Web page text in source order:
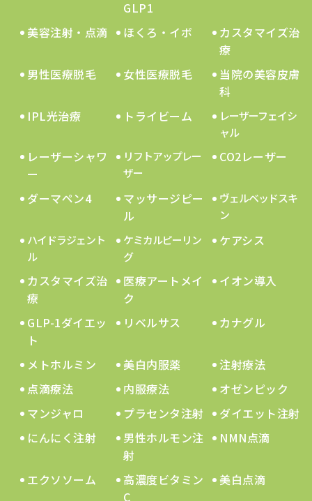
GLP1
美容注射・点滴 ほくろ・イボ
カスタマイズ治
療
男性医療脱毛
女性医療脱毛
当院の美容皮膚
科
IPL光治療
トライビーム
レーザーフェイシ
ャル
レーザーシャワ
ー
リフトアップレー
ザー
CO2レーザー
ダーマペン4
マッサージピー
ル
ヴェルベッドスキ
ン
ハイドラジェント
ル
ケミカルピーリン
グ
ケアシス
カスタマイズ治
療
医療アートメイ
ク
イオン導入
GLP-1ダイエッ
ト
リベルサス カナグル
メトホルミン 美白内服薬
注射療法
点滴療法
内服療法
オゼンピック
マンジャロ
プラセンタ注射
ダイエット注射
にんにく注射
男性ホルモン注
射
NMN点滴
エクソソーム
高濃度ビタミン
C
美白点滴